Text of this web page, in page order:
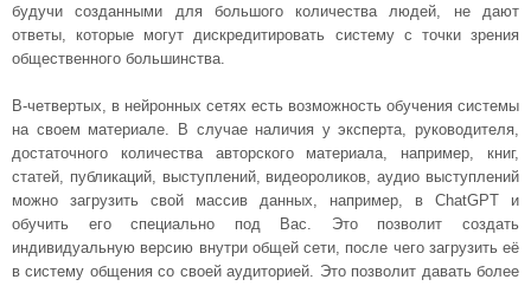
будучи созданными для большого количества людей, не дают
ответы, которые могут дискредитировать систему с точки зрения
общественного большинства.
В-четвертых, в нейронных сетях есть возможность обучения системы
на своем материале. В случае наличия у эксперта, руководителя,
достаточного количества авторского материала, например, книг,
статей, публикаций, выступлений, видеороликов, аудио выступлений
можно загрузить свой массив данных, например, в ChatGPT и
обучить его специально под Вас. Это позволит создать
индивидуальную версию внутри общей сети, после чего загрузить её
в систему общения со своей аудиторией. Это позволит давать более